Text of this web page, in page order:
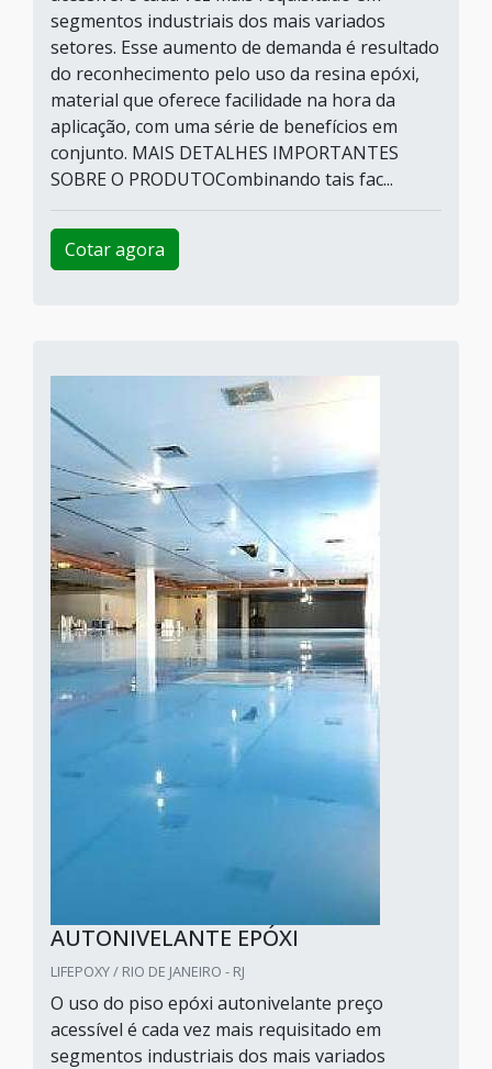
segmentos industriais dos mais variados
setores. Esse aumento de demanda é resultado
do reconhecimento pelo uso da resina epóxi,
material que oferece facilidade na hora da
aplicação, com uma série de benefícios em
conjunto. MAIS DETALHES IMPORTANTES
SOBRE O PRODUTOCombinando tais fac...
Cotar agora
AUTONIVELANTE EPÓXI
LIFEPOXY / RIO DE JANEIRO - RJ
O uso do piso epóxi autonivelante preço
acessível é cada vez mais requisitado em
segmentos industriais dos mais variados